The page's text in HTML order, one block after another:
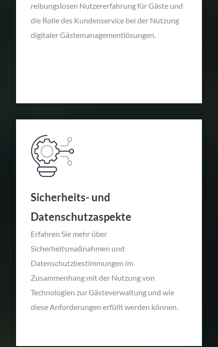
reibungslosen Nutzererfahrung für Gäste und
die Rolle des Kundenservice bei der Nutzung
digitaler Gästemanagementlösungen.
Sicherheits- und
Datenschutzaspekte
Erfahren Sie mehr über
Sicherheitsmaßnahmen und
Datenschutzbestimmungen im
Zusammenhang mit der Nutzung von
Technologien zur Gästeverwaltung und wie
diese Anforderungen erfüllt werden können.